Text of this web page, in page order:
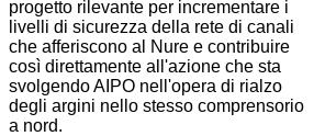
progetto rilevante per incrementare i
livelli di sicurezza della rete di canali
che afferiscono al Nure e contribuire
così direttamente all'azione che sta
svolgendo AIPO nell'opera di rialzo
degli argini nello stesso comprensorio
a nord.